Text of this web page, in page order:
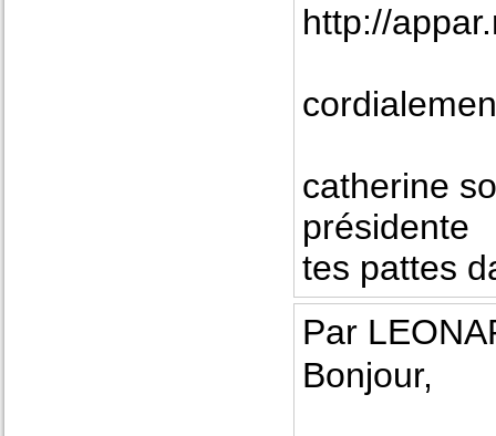
http://
catherine
présidente
tes pattes
Par
Bonjour,